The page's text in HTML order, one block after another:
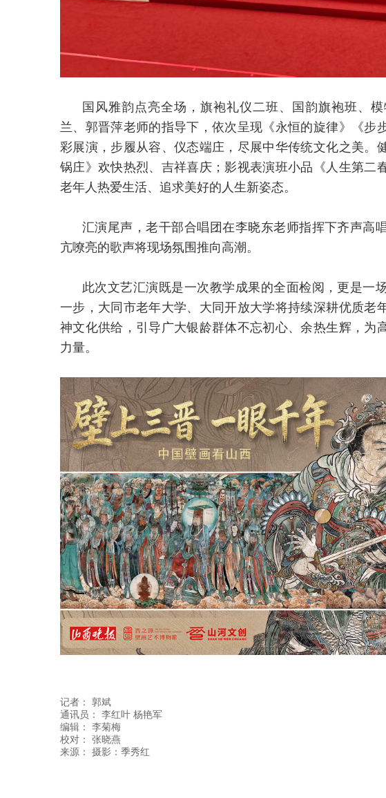
国风雅韵点亮全场，旗袍礼仪二班、国韵旗袍班、
兰、郭晋萍老师的指导下，依次呈现《永恒的旋律》《步
彩展演，步履从容、仪态端庄，尽展中华传统文化之美。
锅庄》欢快热烈、吉祥喜庆；影视表演班小品《人生第二
老年人热爱生活、追求美好的人生新姿态。
汇演尾声，老干部合唱团在李晓东老师指挥下齐声高
亢嘹亮的歌声将现场氛围推向高潮。
此次文艺汇演既是一次教学成果的全面检阅，更是一
一步，大同市老年大学、大同开放大学将持续深耕优质老
神文化供给，引导广大银龄群体不忘初心、余热生辉，为
力量。
记者： 郭斌
通讯员： 李红叶 杨艳军
编辑： 李菊梅
校对： 张晓燕